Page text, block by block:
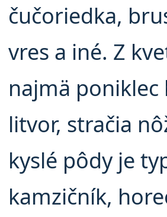
čučoriedka,
vres a iné. Z
najmä poniklec
litvor, stračia
kyslé pôdy je
kamzičník,